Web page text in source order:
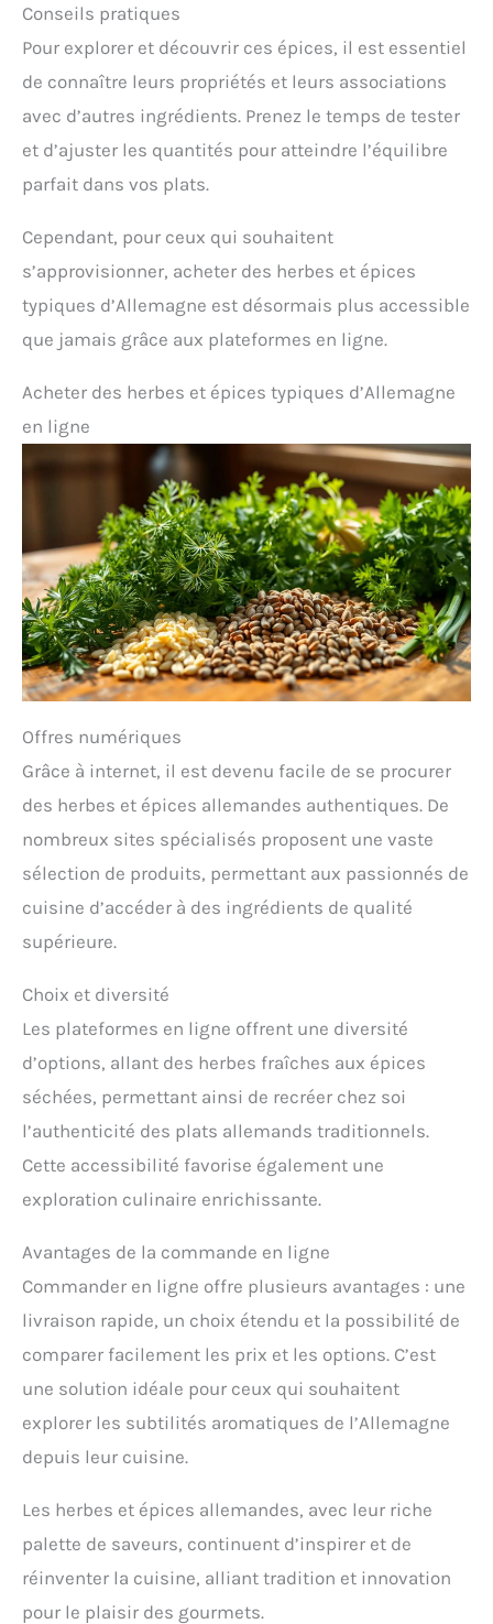
Conseils pratiques
Pour explorer et découvrir ces épices, il est essentiel
de connaître leurs propriétés et leurs associations
avec d’autres ingrédients. Prenez le temps de tester
et d’ajuster les quantités pour atteindre l’équilibre
parfait dans vos plats.
Cependant, pour ceux qui souhaitent
s’approvisionner, acheter des herbes et épices
typiques d’Allemagne est désormais plus accessible
que jamais grâce aux plateformes en ligne.
Acheter des herbes et épices typiques d’Allemagne
en ligne
Offres numériques
Grâce à internet, il est devenu facile de se procurer
des herbes et épices allemandes authentiques. De
nombreux sites spécialisés proposent une vaste
sélection de produits, permettant aux passionnés de
cuisine d’accéder à des ingrédients de qualité
supérieure.
Choix et diversité
Les plateformes en ligne offrent une diversité
d’options, allant des herbes fraîches aux épices
séchées, permettant ainsi de recréer chez soi
l’authenticité des plats allemands traditionnels.
Cette accessibilité favorise également une
exploration culinaire enrichissante.
Avantages de la commande en ligne
Commander en ligne offre plusieurs avantages : une
livraison rapide, un choix étendu et la possibilité de
comparer facilement les prix et les options. C’est
une solution idéale pour ceux qui souhaitent
explorer les subtilités aromatiques de l’Allemagne
depuis leur cuisine.
Les herbes et épices allemandes, avec leur riche
palette de saveurs, continuent d’inspirer et de
réinventer la cuisine, alliant tradition et innovation
pour le plaisir des gourmets.